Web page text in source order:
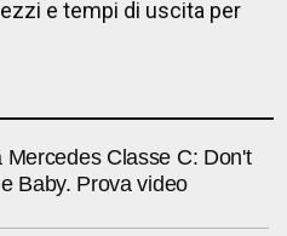
e tempi di uscita per
Mercedes Classe C: Don't
Baby. Prova video